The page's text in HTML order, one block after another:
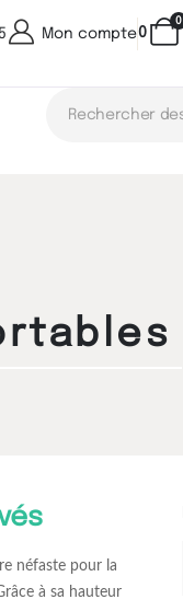
Mon compte
0
0
néfaste pour la
à sa hauteur